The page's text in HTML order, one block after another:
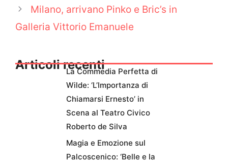
Milano, arrivano Pinko e Bric’s in
Galleria Vittorio Emanuele
Articoli recentiLa Commedia Perfetta di
Wilde: ‘L’Importanza di
Chiamarsi Ernesto’ in
Scena al Teatro Civico
Roberto de Silva
Magia e Emozione sul
Palcoscenico: ‘Belle e la